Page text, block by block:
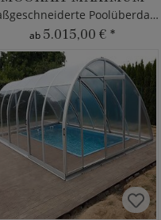
Maßgeschneiderte Poolüberdachung
ab 5.015,00 € *